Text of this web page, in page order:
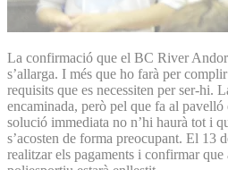
La confirmació que el BC River
s’allarga. I més que ho farà per
requisits que es necessiten per ser-hi.
encaminada, però pel que fa al pavelló
solució immediata no n’hi haurà tot i
s’acosten de forma preocupant. El 13
realitzar els pagaments i confirmar